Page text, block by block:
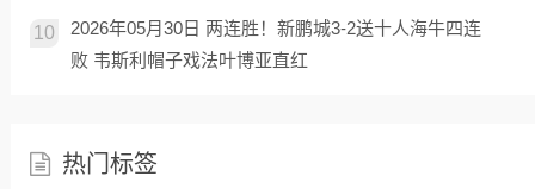
10
2026年05月30日 两连胜！新鹏城3-2送十人海牛四连
败 韦斯利帽子戏法叶博亚直红
热门标签